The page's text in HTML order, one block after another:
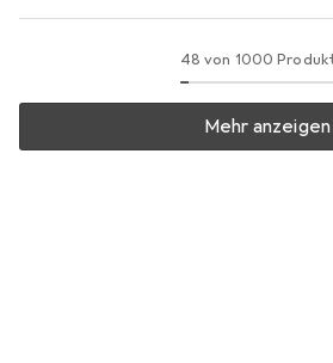
48 von 1000
Mehr anzeigen